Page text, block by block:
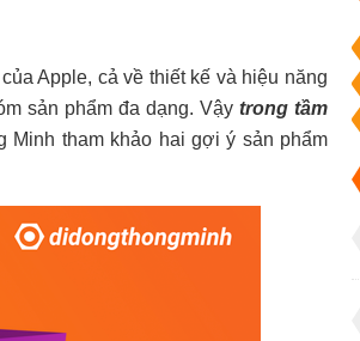
Apple, cả về thiết kế và hiệu năng
sản phẩm đa dạng. Vậy trong tầm
tham khảo hai gợi ý sản phẩm